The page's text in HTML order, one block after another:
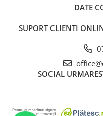
DATE
SUPORT CLIENTI
SOCIAL